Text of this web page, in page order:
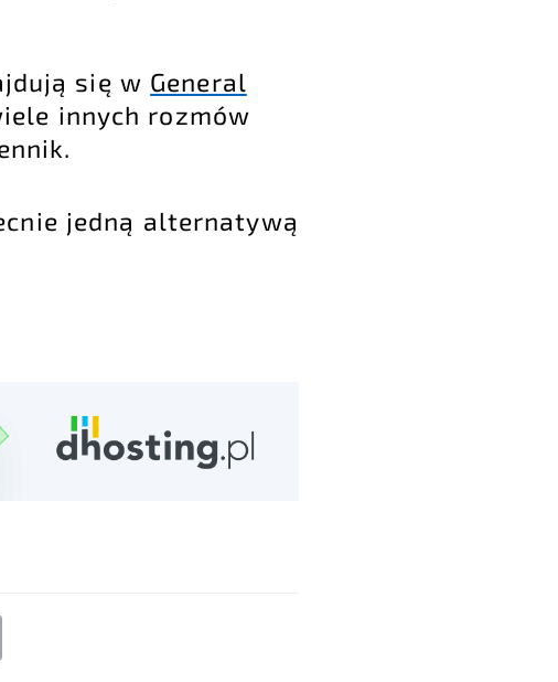
się w General
innych rozmów
jedną alternatywą